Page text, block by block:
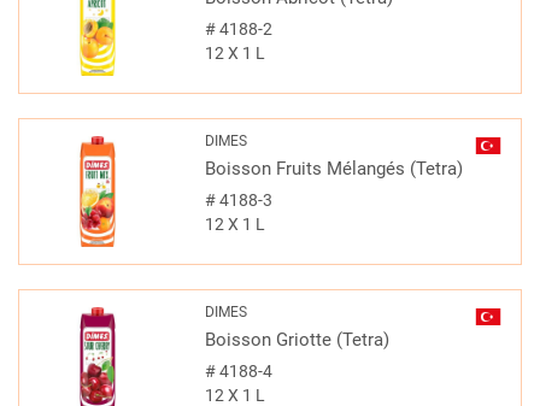
#4188-2
12 X 1 L
DIMES
Boisson Fruits Mélangés (Tetra)
#4188-3
12 X 1 L
DIMES
Boisson Griotte (Tetra)
#4188-4
12 X 1 L